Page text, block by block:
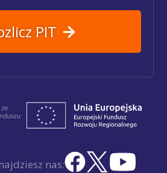
PIT
nas: